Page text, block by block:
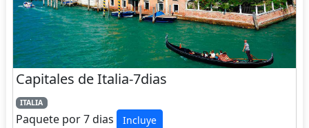
Capitales de Italia-7dias
ITALIA
Paquete por 7 dias Incluye